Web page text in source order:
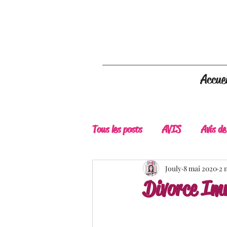
Tous les posts AVIS Avis
Belle Découverte
Divorce
Jouly 8 mai 2020 2